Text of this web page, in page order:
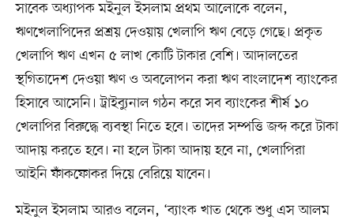
সাবেক অধ্যাপক মইনুল ইসলাম প্রথম আলোকে বলেন,
ঋণখেলাপিদের প্রশ্রয় দেওয়ায় খেলাপি ঋণ বেড়ে গেছে। প্রকৃত
খেলাপি ঋণ এখন ৫ লাখ কোটি টাকার বেশি। আদালতের
স্থগিতাদেশ দেওয়া ঋণ ও অবলোপন করা ঋণ বাংলাদেশ ব্যাংকের
হিসাবে আসেনি। ট্রাইব্যুনাল গঠন করে সব ব্যাংকের শীর্ষ ১০
খেলাপির বিরুদ্ধে ব্যবস্থা নিতে হবে। তাদের সম্পত্তি জব্দ করে টাকা
আদায় করতে হবে। না হলে টাকা আদায় হবে না, খেলাপিরা
আইনি ফাঁকফোকর দিয়ে বেরিয়ে যাবেন।
মইনুল ইসলাম আরও বলেন, ‘ব্যাংক খাত থেকে শুধু এস আলম